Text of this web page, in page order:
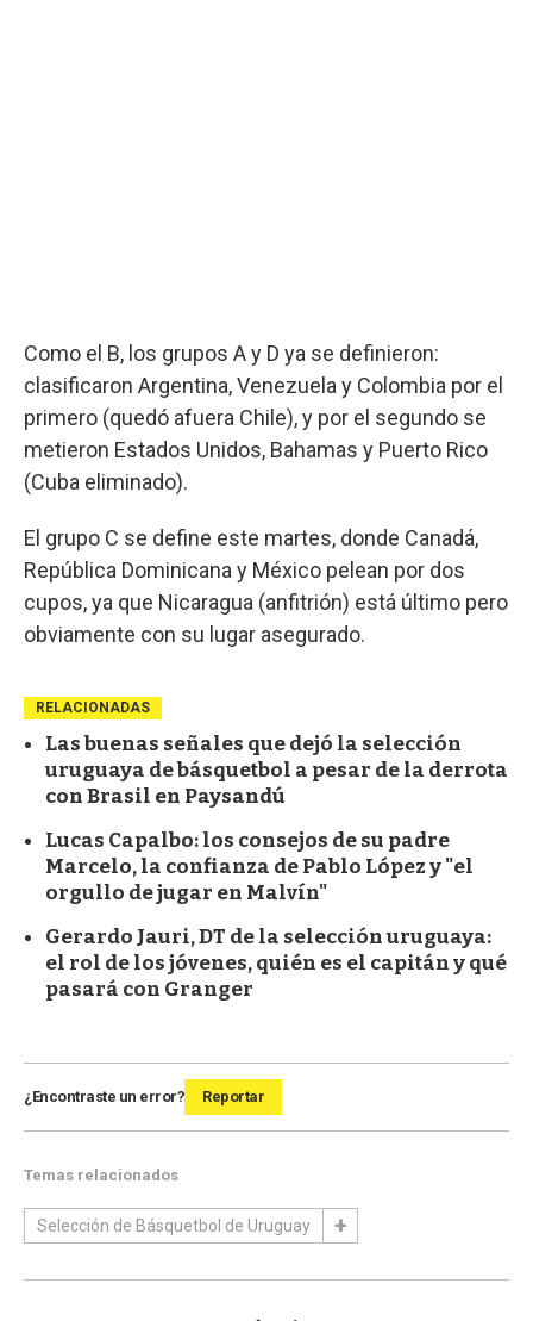
Como el B, los grupos A y D ya se definieron:
clasificaron Argentina, Venezuela y Colombia por el
primero (quedó afuera Chile), y por el segundo se
metieron Estados Unidos, Bahamas y Puerto Rico
(Cuba eliminado).
El grupo C se define este martes, donde Canadá,
República Dominicana y México pelean por dos
cupos, ya que Nicaragua (anfitrión) está último pero
obviamente con su lugar asegurado.
RELACIONADAS
Las buenas señales que dejó la selección
uruguaya de básquetbol a pesar de la derrota
con Brasil en Paysandú
Lucas Capalbo: los consejos de su padre
Marcelo, la confianza de Pablo López y "el
orgullo de jugar en Malvín"
Gerardo Jauri, DT de la selección uruguaya:
el rol de los jóvenes, quién es el capitán y qué
pasará con Granger
¿Encontraste un error? Reportar
Temas relacionados
Selección de Básquetbol de Uruguay